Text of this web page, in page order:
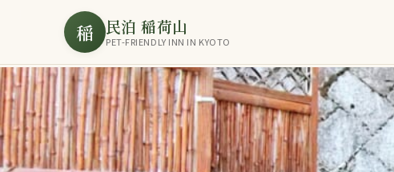
稲 民泊 稲荷山
PET-FRIENDLY INN IN KYOTO